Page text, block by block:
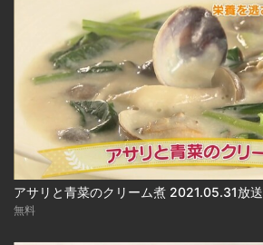
アサリと青菜のクリーム煮 2021.05.31放送
無料